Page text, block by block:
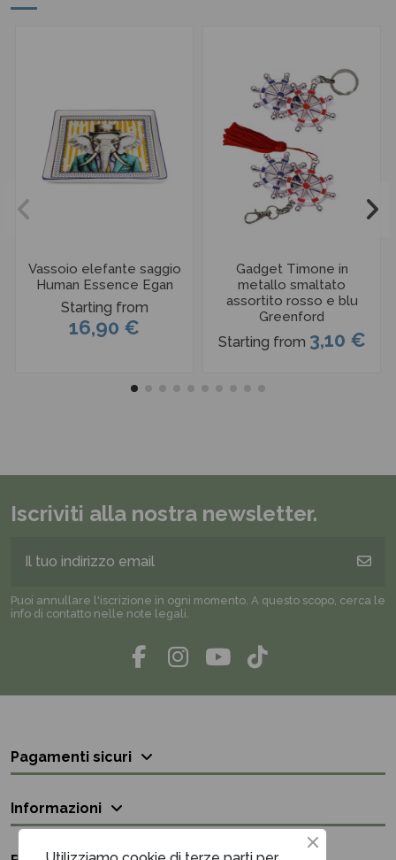
Vassoio elefante saggio
Human Essence Egan
Starting from
16,90 €
Gadget Timone in
metallo smaltato
assortito rosso e blu
Greenford
Starting from 3,10 €
Iscriviti alla nostra newsletter.
Puoi annullare l'iscrizione in ogni momento. A questo scopo, cerca le
info di contatto nelle note legali.
Pagamenti sicuri
Informazioni